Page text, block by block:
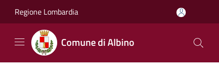
Regione Lombardia
Comune di Albino